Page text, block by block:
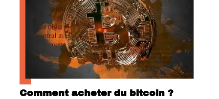
Comment acheter du bitcoin ?